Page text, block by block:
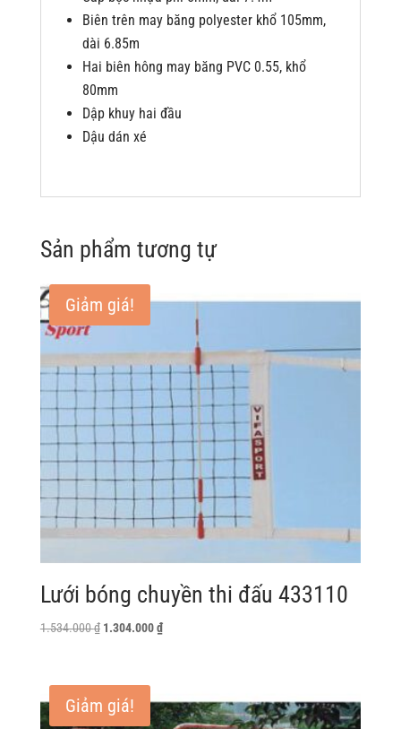
Biên trên may băng polyester khổ 105mm,
dài 6.85m
Hai biên hông may băng PVC 0.55, khổ
80mm
Dập khuy hai đầu
Dậu dán xé
Sản phẩm tương tự
Giảm giá!
Lưới bóng chuyền thi đấu 433110
1.534.000₫ Giá
1.534.000 ₫.
1.304.000₫Giá
1.304.000 ₫.
Giảm giá!